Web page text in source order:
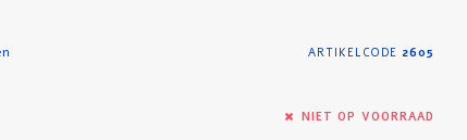
ARTIKELCODE 2605
NIET OP VOORRAAD